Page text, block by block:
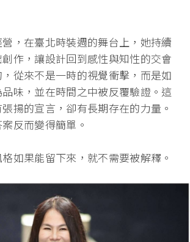
，在臺北時裝週的舞台上，她持續
作，讓設計回到感性與知性的交會
從來不是一時的視覺衝擊，而是如
味，並在時間之中被反覆驗證。這
揚的宣言，卻有長期存在的力量。
反而變得簡單。
如果能留下來，就不需要被解釋。